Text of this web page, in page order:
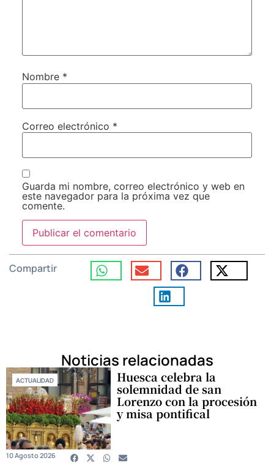
Nombre *
Correo electrónico *
Guarda mi nombre, correo electrónico y web en
este navegador para la próxima vez que
comente.
Compartir
Noticias relacionadas
ACTUALIDAD Huesca celebra la
solemnidad de san
Lorenzo con la procesión
y misa pontifical
10 Agosto 2026